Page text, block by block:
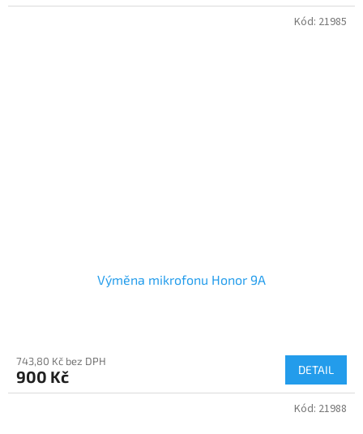
Výměna mikrofonu Honor 9A
743,80 Kč bez DPH
900 Kč DETAIL
Kód: 21985
Kód: 21988